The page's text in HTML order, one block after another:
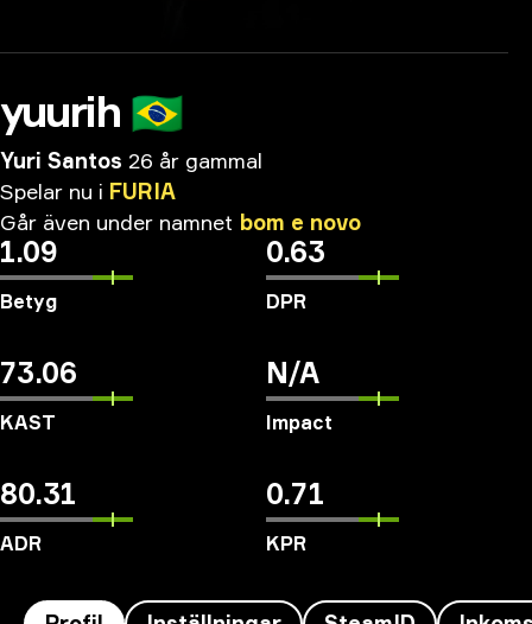
yuurih 🇧🇷
Yuri Santos 26 år gammal
Spelar nu i FURIA
Går även under namnet bom e novo
1.09
Betyg
0.63
DPR
73.06
KAST
N/A
Impact
80.31
ADR
0.71
KPR